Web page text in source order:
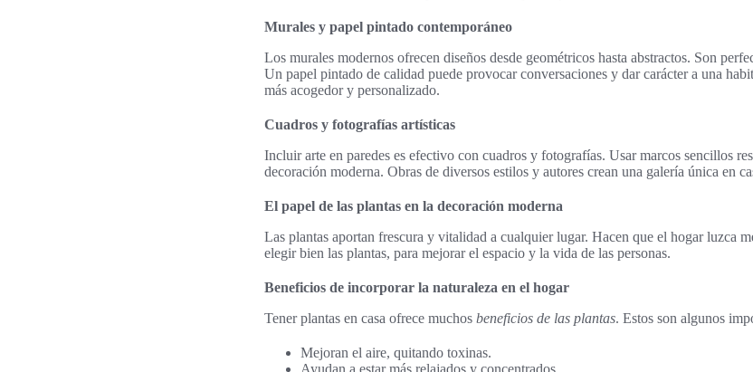
Murales y papel pintado contemporáneo
Los murales modernos ofrecen diseños desde geométricos hasta abstractos. Son
Un papel pintado de calidad puede provocar conversaciones y dar carácter a una
más acogedor y personalizado.
Cuadros y fotografías artísticas
Incluir arte en paredes es efectivo con cuadros y fotografías. Usar marcos sencillos
decoración moderna. Obras de diversos estilos y autores crean una galería única en
El papel de las plantas en la decoración moderna
Las plantas aportan frescura y vitalidad a cualquier lugar. Hacen que el hogar luzca
elegir bien las plantas, para mejorar el espacio y la vida de las personas.
Beneficios de incorporar la naturaleza en el hogar
Tener plantas en casa ofrece muchos beneficios de las plantas. Estos son algunos
Mejoran el aire, quitando toxinas.
Ayudan a estar más relajados y concentrados.